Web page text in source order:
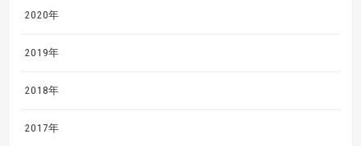
2020年
2019年
2018年
2017年